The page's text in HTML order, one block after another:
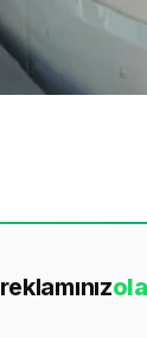
reklamınızola